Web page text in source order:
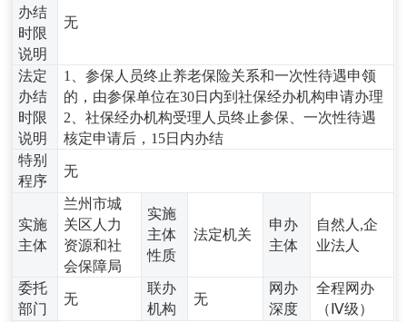
办结
时限
说明
无
法定
办结
时限
说明
1、参保人员终止养老保险关系和一次性待遇申领
的，由参保单位在30日内到社保经办机构申请办理
2、社保经办机构受理人员终止参保、一次性待遇
核定申请后，15日内办结
特别
程序
无
实施
主体
兰州市城
关区人力
资源和社
会保障局
实施
主体
性质
法定机关
申办
主体
自然人,企
业法人
委托
部门
无
联办
机构
无
网办
深度
全程网办
（Ⅳ级）